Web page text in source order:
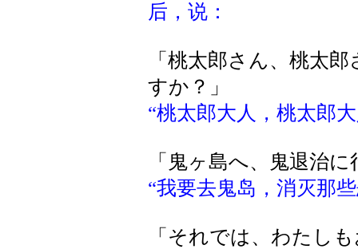
后，说：
「桃太郎さん、桃太
すか？」
“桃太郎大人，桃太郎
「鬼ヶ島へ、鬼退治
“我要去鬼岛，消灭那
「それでは、わたし